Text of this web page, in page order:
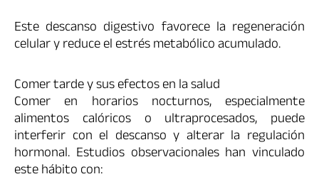
Este descanso digestivo favorece la regeneración
celular y reduce el estrés metabólico acumulado.
Comer tarde y sus efectos en la salud
Comer en horarios nocturnos, especialmente
alimentos calóricos o ultraprocesados, puede
interferir con el descanso y alterar la regulación
hormonal. Estudios observacionales han vinculado
este hábito con: